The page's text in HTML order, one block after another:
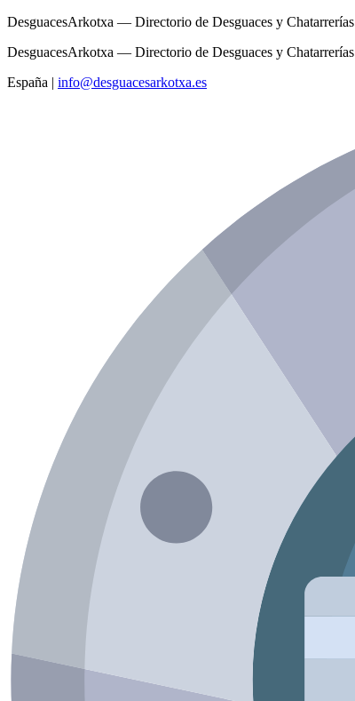
DesguacesArkotxa — Directorio de Desguaces y Chatarrerías
DesguacesArkotxa — Directorio de Desguaces y Chatarrerías
España | info@desguacesarkotxa.es